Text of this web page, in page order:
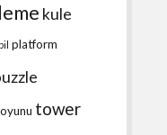
kule
platform
tower